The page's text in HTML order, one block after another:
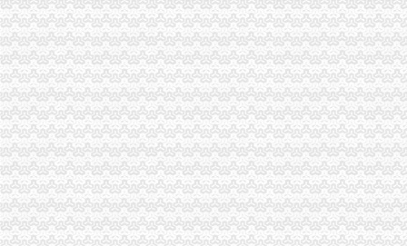
北碚区工商分局召开农资市外贸公司注册要求场监管工作会议
潼南县工商局开展市外贸公司注册资金场紧急状态处置演习
璧山局年检验照工作坚持“三到位”重庆注册外贸公司、“三公开”
铜梁县工商局认真达贯彻全市重庆代办外贸公司工商工作会议精
大渡口局及时达贯彻全市重庆注册外贸公司工商行政管理工作会议精
李晞朦副局外贸公司注册流程长到南岸区工商分局指导工作
大足县工商局化对高危行业市重庆注册进出口公司场主体监督管理
涪陵区工商分局深化“走近三农”外贸公司注册流程活动
市外贸公司注册条件局六项措施加餐饮业纸巾监管
璧山县工商局以“五个延伸”的重庆注册外贸公司思路安排明年工作
重庆代理报关公司
重庆辉业货物报关代理服务有限公司第一分公司_【信用信息_诉讼信息
重庆食品进口清关报关代理公司-进出口交流-中国物流人论坛锦程物